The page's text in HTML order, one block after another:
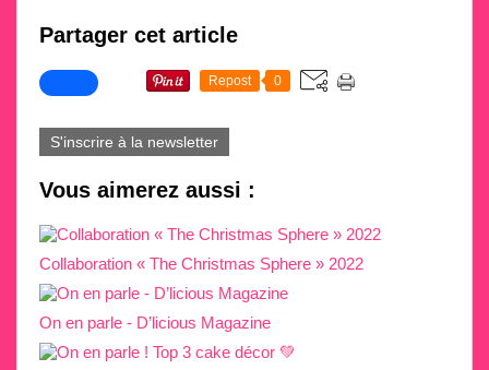
Partager cet article
Repost 0
S'inscrire à la newsletter
Vous aimerez aussi :
Collaboration « The Christmas Sphere » 2022
On en parle - D’licious Magazine